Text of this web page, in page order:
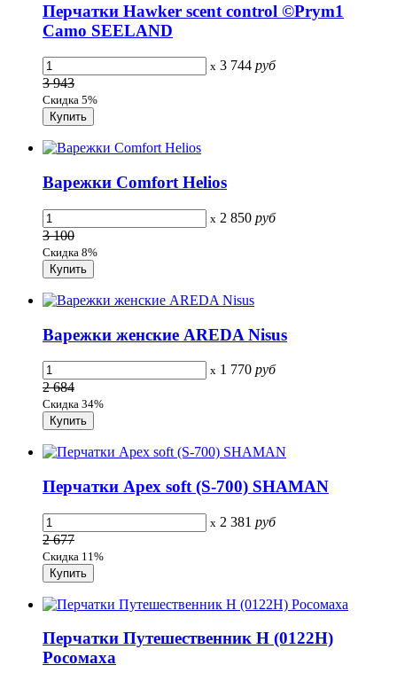
Перчатки Hawker scent control ©Prym1
Camo SEELAND
x 3 744 руб
3 943
Скидка 5%
Варежки Comfort Helios
x 2 850 руб
3 100
Скидка 8%
Варежки женские AREDA Nisus
x 1 770 руб
2 684
Скидка 34%
Перчатки Apex soft (S-700) SHAMAN
x 2 381 руб
2 677
Скидка 11%
Перчатки Путешественник Н (0122Н)
Росомаха